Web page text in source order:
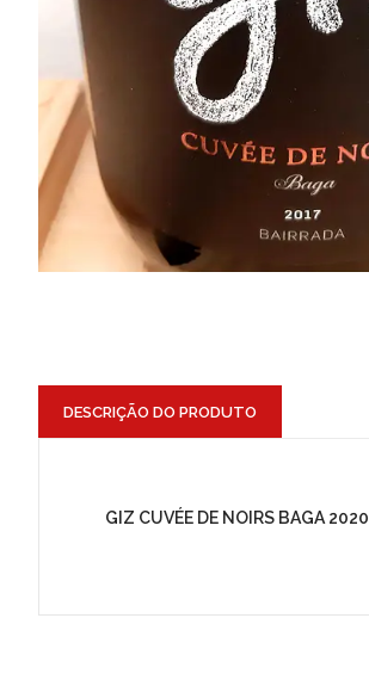
DESCRIÇÃO DO PRODUTO
GIZ CUVÉE DE NOIRS BAGA 2020